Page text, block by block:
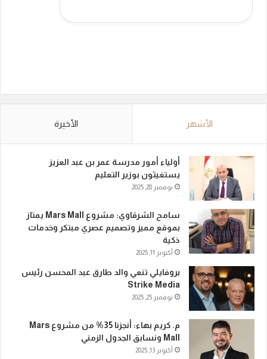
الأشهر الأخيرة
أولياء أمور مدرسة عمر بن عبد العزيز
يستغيثون بوزير التعليم
نوفمبر 28, 2025
سامح الشرقاوي: مشروع Mars Mall يمتاز
بموقع مميز وتصميم عصري مبتكر وخدمات
ذكية
أكتوبر 11, 2025
بروفايلي تنعي والد طارق عبد المحسن رئيس
Strike Media
نوفمبر 25, 2025
م. كريم بهاء: أنجزنا 35% من مشروع Mars
Mall ونسابق الجدول الزمني
أكتوبر 13, 2025